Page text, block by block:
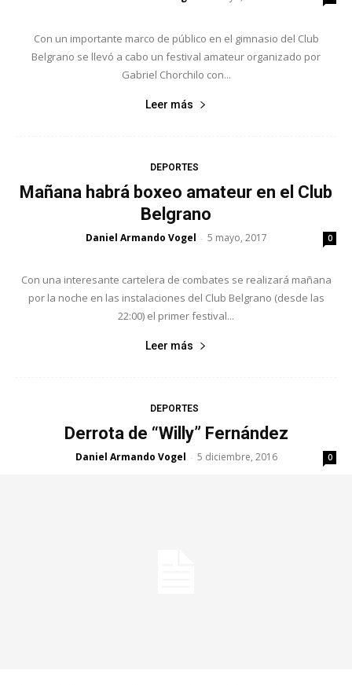
Con un importante marco de público en el gimnasio del Club
Belgrano se llevó a cabo un festival amateur organizado por
Gabriel Chorchilo con...
Leer más
DEPORTES
Mañana habrá boxeo amateur en el Club
Belgrano
Daniel Armando Vogel - 5 mayo, 2017 0
Con una interesante cartelera de combates se realizará mañana
por la noche en las instalaciones del Club Belgrano (desde las
22:00) el primer festival...
Leer más
DEPORTES
Derrota de “Willy” Fernández
Daniel Armando Vogel - 5 diciembre, 2016 0